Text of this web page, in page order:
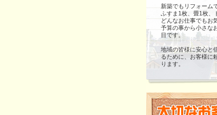
新築でもリフォーム
ふすま1枚、畳1枚、
どんなお仕事でもお
予算の事から小さな
目です。
地域の皆様に安心と
るために、お客様に
ります。